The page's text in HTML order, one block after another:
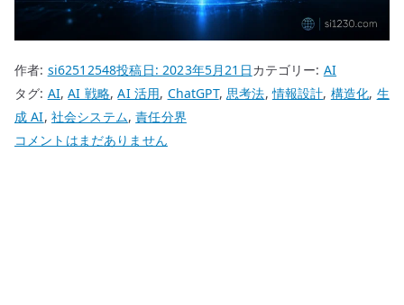
作者: si62512548投稿日:2023年5月21日カテゴリー: AI
タグ: AI,AI 戦略,AI 活用, ChatGPT,思考法,情報設計, 構造化, 生
成 AI, 社会システム,責任分界
ChatGPT
コメントはまだありません